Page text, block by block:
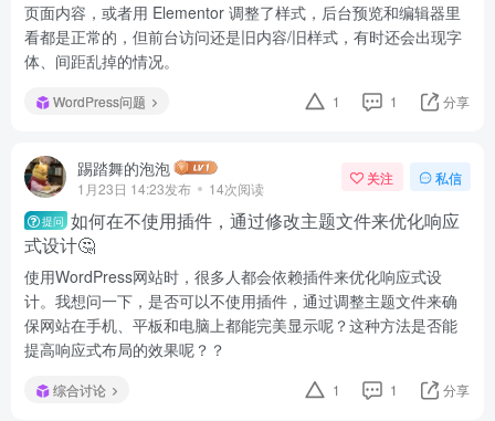
页面内容，或者用 Elementor 调整了样式，后台预览和编辑器里
看都是正常的，但前台访问还是旧内容/旧样式，有时还会出现字
体、间距乱掉的情况。
WordPress问题 1 1 分享
踢踏舞的泡泡
1月23日 14:23发布 14次阅读
关注 私信
提问 如何在不使用插件，通过修改主题文件来优化响应
式设计🤔
使用WordPress网站时，很多人都会依赖插件来优化响应式设
计。我想问一下，是否可以不使用插件，通过调整主题文件来确
保网站在手机、平板和电脑上都能完美显示呢？这种方法是否能
提高响应式布局的效果呢？？
综合讨论 1 1 分享